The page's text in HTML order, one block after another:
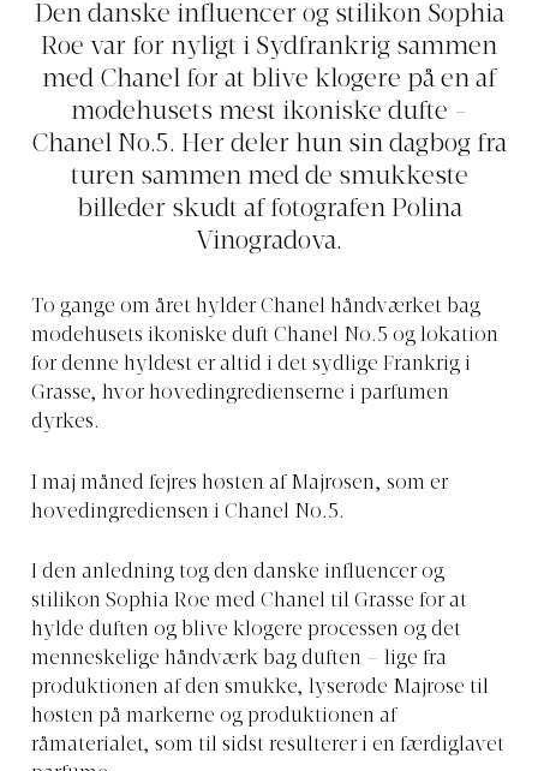
Den danske influencer og stilikon Sophia
Roe var for nyligt i Sydfrankrig sammen
med Chanel for at blive klogere på en af
modehusets mest ikoniske dufte -
Chanel No.5. Her deler hun sin dagbog fra
turen sammen med de smukkeste
billeder skudt af fotografen Polina
Vinogradova.
To gange om året hylder Chanel håndværket bag
modehusets ikoniske duft Chanel No.5 og lokation
for denne hyldest er altid i det sydlige Frankrig i
Grasse, hvor hovedingredienserne i parfumen
dyrkes.
I maj måned fejres høsten af Majrosen, som er
hovedingrediensen i Chanel No.5.
I den anledning tog den danske influencer og
stilikon Sophia Roe med Chanel til Grasse for at
hylde duften og blive klogere processen og det
menneskelige håndværk bag duften – lige fra
produktionen af den smukke, lyserøde Majrose til
høsten på markerne og produktionen af
råmaterialet, som til sidst resulterer i en færdiglavet